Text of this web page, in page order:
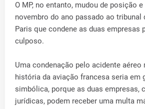
O MP, no entanto, mudou de posição e
novembro do ano passado ao tribunal
Paris que condene as duas empresas
culposo.
Uma condenação pelo acidente aéreo
história da aviação francesa seria em
simbólica, porque as duas empresas,
jurídicas, podem receber uma multa